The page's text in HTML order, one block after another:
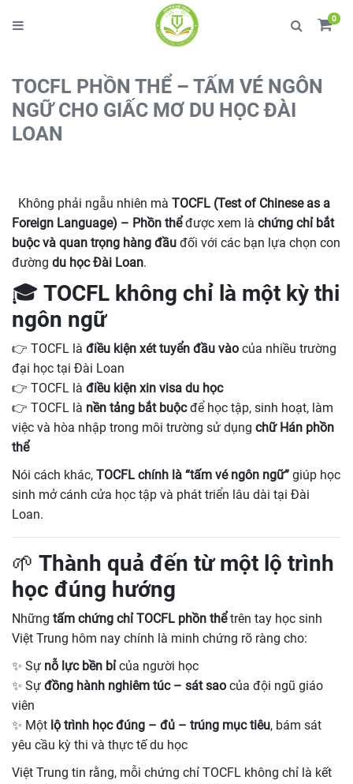
0
TOCFL PHỒN THỂ – TẤM VÉ NGÔN
NGỮ CHO GIẤC MƠ DU HỌC ĐÀI
LOAN
Không phải ngẫu nhiên mà TOCFL (Test of Chinese as a
Foreign Language) – Phồn thểđược xem là chứng chỉ bắt
buộc và quan trọng hàng đầu đối với các bạn lựa chọn con
đường du học Đài Loan.
🎓 TOCFL không chỉ là một kỳ thi
ngôn ngữ
👉 TOCFL là điều kiện xét tuyển đầu vào của nhiều trường
đại học tại Đài Loan
👉 TOCFL là điều kiện xin visa du học
👉 TOCFL là nền tảng bắt buộcđể học tập, sinh hoạt, làm
việc và hòa nhập trong môi trường sử dụng chữ Hán phồn
thể
Nói cách khác, TOCFL chính là “tấm vé ngôn ngữ” giúp học
sinh mở cánh cửa học tập và phát triển lâu dài tại Đài
Loan.
🌱 Thành quả đến từ một lộ trình
học đúng hướng
Những tấm chứng chỉ TOCFL phồn thểtrên tay học sinh
Việt Trung hôm nay chính là minh chứng rõ ràng cho:
✨ Sự nỗ lực bền bỉcủa người học
✨ Sự đồng hành nghiêm túc – sát sao của đội ngũ giáo
viên
✨ Một lộ trình học đúng – đủ – trúng mục tiêu, bám sát
yêu cầu kỳ thi và thực tế du học
Việt Trung tin rằng, mỗi chứng chỉ TOCFL không chỉ là kết